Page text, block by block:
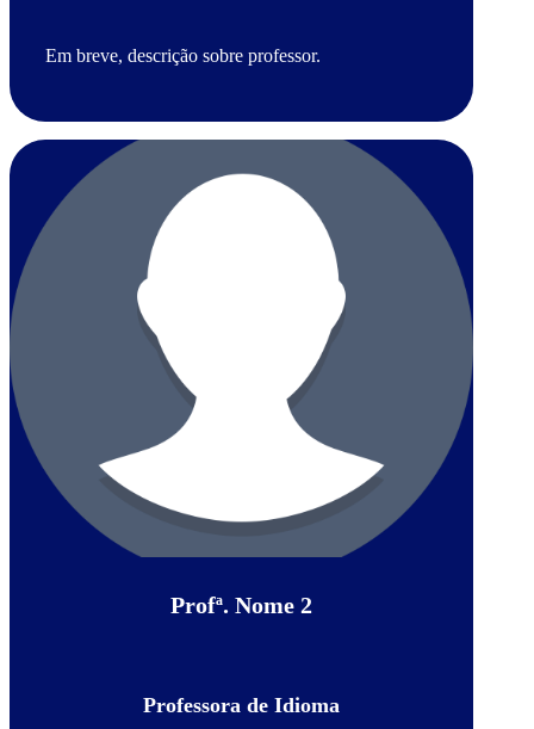
Em breve, descrição sobre professor.
Profª. Nome 2
Professora de Idioma